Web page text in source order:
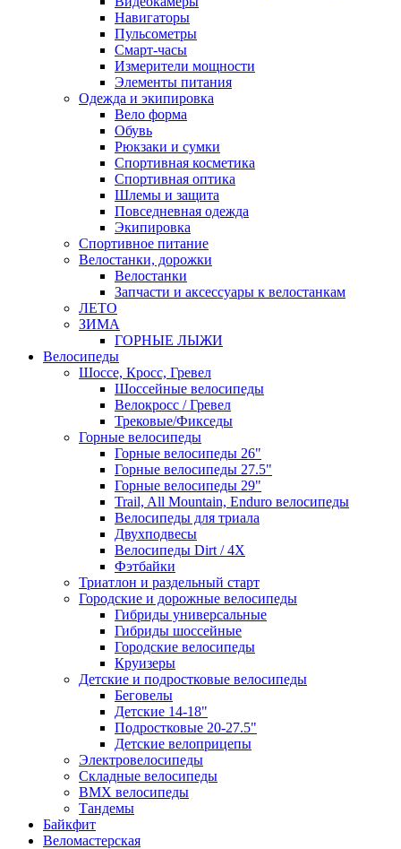
Навигаторы
Пульсометры
Смарт-часы
Измерители мощности
Элементы питания
Одежда и экипировка
Вело форма
Обувь
Рюкзаки и сумки
Спортивная косметика
Спортивная оптика
Шлемы и защита
Повседневная одежда
Экипировка
Спортивное питание
Велостанки, дорожки
Велостанки
Запчасти и аксессуары к велостанкам
ЛЕТО
ЗИМА
ГОРНЫЕ ЛЫЖИ
Велосипеды
Шоссе, Кросс, Гревел
Шоссейные велосипеды
Велокросс / Гревел
Трековые/Фикседы
Горные велосипеды
Горные велосипеды 26"
Горные велосипеды 27.5"
Горные велосипеды 29"
Trail, All Mountain, Enduro велосипеды
Велосипеды для триала
Двухподвесы
Велосипеды Dirt / 4X
Фэтбайки
Триатлон и раздельный старт
Городские и дорожные велосипеды
Гибриды универсальные
Гибриды шоссейные
Городские велосипеды
Круизеры
Детские и подростковые велосипеды
Беговелы
Детские 14-18"
Подростковые 20-27.5"
Детские велоприцепы
Электровелосипеды
Складные велосипеды
BMX велосипеды
Тандемы
Байкфит
Веломастерская